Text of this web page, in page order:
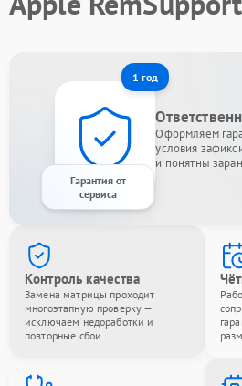
1 год
Гарантия от
сервиса
Оформляем
условия
и понятны
Контроль качества
Замена матрицы проходит
многоэтапную проверку —
исключаем недоработки и
повторные сбои.